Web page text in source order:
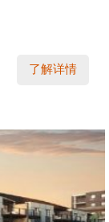
了解详情